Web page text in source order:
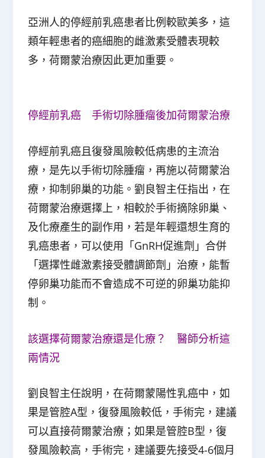
亞洲人的停經前乳癌患者比例較歐美多，這
類年輕患者的癌細胞的雌激素受體表現較
多，荷爾蒙治療因此更加重要。
停經前乳癌 手術切除腫瘤後加荷爾蒙治療
停經前乳癌且復發風險較低病患的主流治
療，是先以手術切除腫瘤，再施以荷爾蒙治
療，抑制卵巢的功能。劉良智主任指出，在
荷爾蒙治療選擇上，相較於手術摘除卵巢、
及化療產生的副作用，若是年輕還想生育的
乳癌患者，可以使用「GnRH促進劑」合併
「選擇性雌激素接受體調節劑」治療，能暫
停卵巢功能而不會造成不可逆的卵巢功能抑
制。
該選擇荷爾蒙治療還是化療？ 醫師分析這
兩情況
劉良智主任說明，在荷爾蒙陽性乳癌中，如
果是管腔A型，復發風險較低，手術完，建議
可以直接荷爾蒙治療；如果是管腔B型，復
發風險較高，手術完，建議要先接受4-6個月